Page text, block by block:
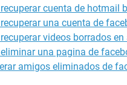
cuenta de hotmail
una cuenta de
videos borrados en
una pagina de
amigos eliminados de